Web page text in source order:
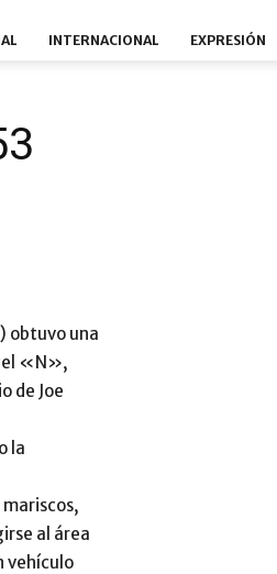
INTERNACIONAL EXPRESIÓN
obtuvo una
«N»,
de Joe
la
al área
vehículo